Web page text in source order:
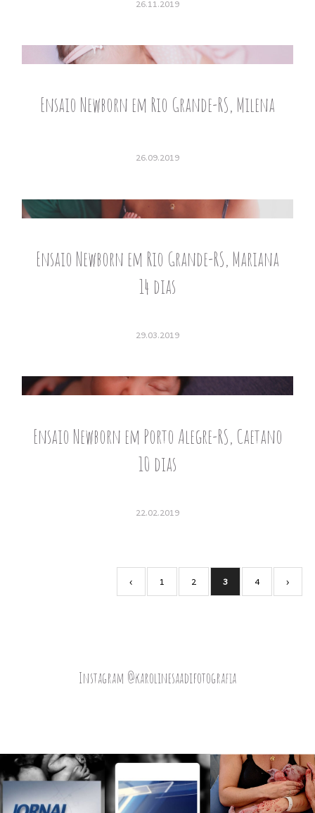
26.11.2019
Ensaio Newborn em Rio Grande-RS, Milena
26.09.2019
Ensaio Newborn em Rio Grande-RS, Mariana
14 dias
29.03.2019
Ensaio Newborn em Porto Alegre-RS, Caetano
10 dias
22.02.2019
‹ 1 2 3 4 ›
Instagram @karolinesaadifotografia